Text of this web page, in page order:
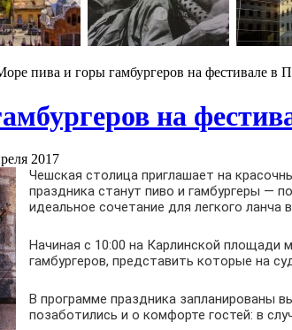
пива и горы гамбургеров на фестивале в
на
2017
Чешская столица приглашает на
праздника станут пиво и гамбургеры —
идеальное сочетание для легкого ланча
Начиная с 10:00 на Карлинской площади
гамбургеров, представить которые на
В программе праздника запланированы
позаботились и о комфорте гостей: в